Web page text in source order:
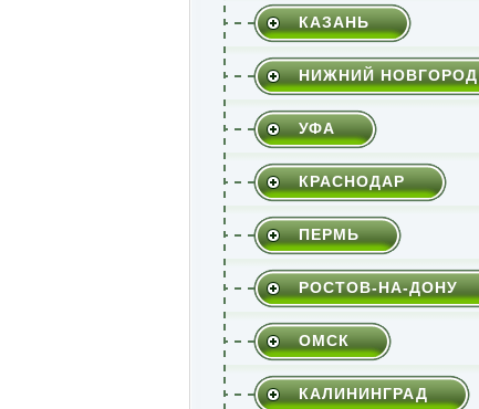
КАЗАНЬ
НИЖНИЙ НОВГОРОД
УФА
КРАСНОДАР
ПЕРМЬ
РОСТОВ-НА-ДОНУ
ОМСК
КАЛИНИНГРАД